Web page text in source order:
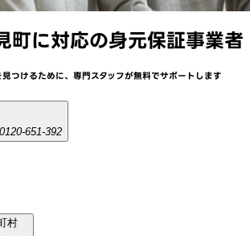
町に対応の身元保証事業者
つけるために、 専門スタッフが無料でサポートします
0120-651-392
村